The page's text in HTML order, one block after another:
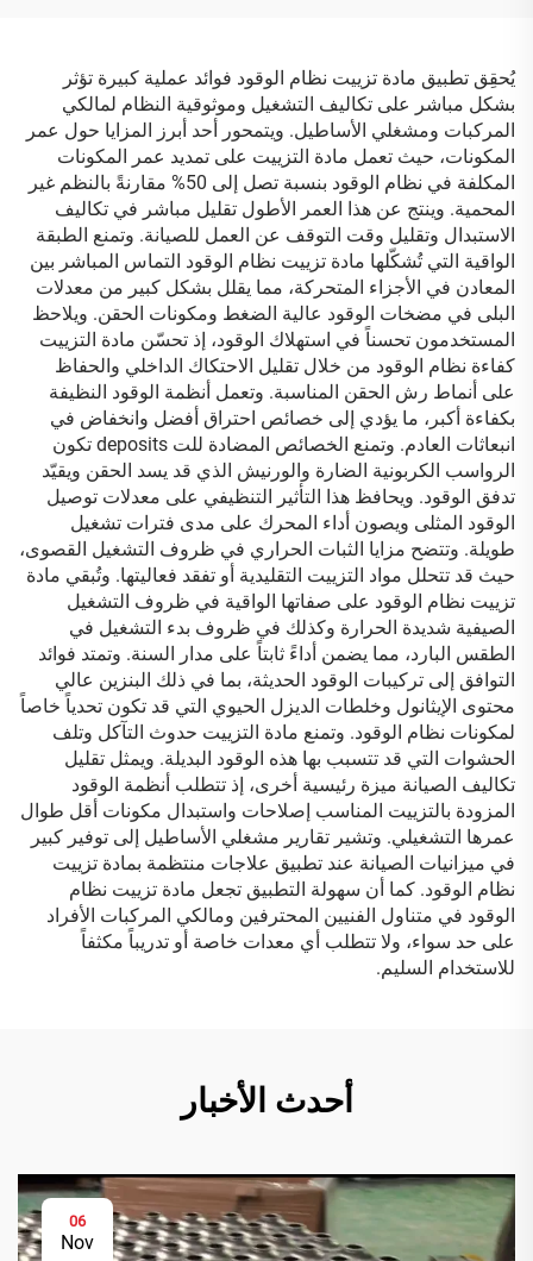
يُحقِق تطبيق مادة تزييت نظام الوقود فوائد عملية كبيرة تؤثر
بشكل مباشر على تكاليف التشغيل وموثوقية النظام لمالكي
المركبات ومشغلي الأساطيل. ويتمحور أحد أبرز المزايا حول عمر
المكونات، حيث تعمل مادة التزييت على تمديد عمر المكونات
المكلفة في نظام الوقود بنسبة تصل إلى 50% مقارنةً بالنظم غير
المحمية. وينتج عن هذا العمر الأطول تقليل مباشر في تكاليف
الاستبدال وتقليل وقت التوقف عن العمل للصيانة. وتمنع الطبقة
الواقية التي تُشكّلها مادة تزييت نظام الوقود التماس المباشر بين
المعادن في الأجزاء المتحركة، مما يقلل بشكل كبير من معدلات
البلى في مضخات الوقود عالية الضغط ومكونات الحقن. ويلاحظ
المستخدمون تحسناً في استهلاك الوقود، إذ تحسّن مادة التزييت
كفاءة نظام الوقود من خلال تقليل الاحتكاك الداخلي والحفاظ
على أنماط رش الحقن المناسبة. وتعمل أنظمة الوقود النظيفة
بكفاءة أكبر، ما يؤدي إلى خصائص احتراق أفضل وانخفاض في
انبعاثات العادم. وتمنع الخصائص المضادة للت deposits تكون
الرواسب الكربونية الضارة والورنيش الذي قد يسد الحقن ويقيّد
تدفق الوقود. ويحافظ هذا التأثير التنظيفي على معدلات توصيل
الوقود المثلى ويصون أداء المحرك على مدى فترات تشغيل
طويلة. وتتضح مزايا الثبات الحراري في ظروف التشغيل القصوى،
حيث قد تتحلل مواد التزييت التقليدية أو تفقد فعاليتها. وتُبقي مادة
تزييت نظام الوقود على صفاتها الواقية في ظروف التشغيل
الصيفية شديدة الحرارة وكذلك في ظروف بدء التشغيل في
الطقس البارد، مما يضمن أداءً ثابتاً على مدار السنة. وتمتد فوائد
التوافق إلى تركيبات الوقود الحديثة، بما في ذلك البنزين عالي
محتوى الإيثانول وخلطات الديزل الحيوي التي قد تكون تحدياً خاصاً
لمكونات نظام الوقود. وتمنع مادة التزييت حدوث التآكل وتلف
الحشوات التي قد تتسبب بها هذه الوقود البديلة. ويمثل تقليل
تكاليف الصيانة ميزة رئيسية أخرى، إذ تتطلب أنظمة الوقود
المزودة بالتزييت المناسب إصلاحات واستبدال مكونات أقل طوال
عمرها التشغيلي. وتشير تقارير مشغلي الأساطيل إلى توفير كبير
في ميزانيات الصيانة عند تطبيق علاجات منتظمة بمادة تزييت
نظام الوقود. كما أن سهولة التطبيق تجعل مادة تزييت نظام
الوقود في متناول الفنيين المحترفين ومالكي المركبات الأفراد
على حد سواء، ولا تتطلب أي معدات خاصة أو تدريباً مكثفاً
للاستخدام السليم.
أحدث الأخبار
06
Nov